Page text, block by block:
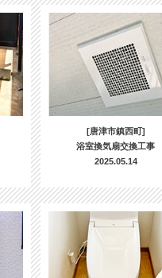
[唐津市鎮西町]
浴室換気扇交換工事
2025.05.14